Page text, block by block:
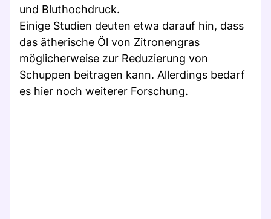
und Bluthochdruck.
Einige Studien deuten etwa darauf hin, dass
das ätherische Öl von Zitronengras
möglicherweise zur Reduzierung von
Schuppen beitragen kann. Allerdings bedarf
es hier noch weiterer Forschung.